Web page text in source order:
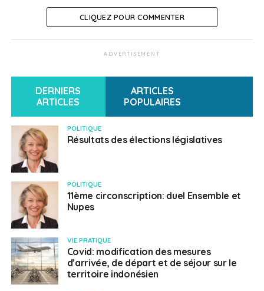
CLIQUEZ POUR COMMENTER
ADVERTISEMENT
DERNIERS
ARTICLES
ARTICLES
POPULAIRES
POLITIQUE
Résultats des élections législatives
POLITIQUE
11ème circonscription: duel Ensemble et
Nupes
VIE PRATIQUE
Covid: modification des mesures
d’arrivée, de départ et de séjour sur le
territoire indonésien